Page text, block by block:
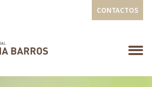
CONTACTOS